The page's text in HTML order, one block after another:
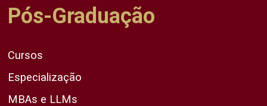
Pós-Graduação
Cursos
Especialização
MBAs e LLMs